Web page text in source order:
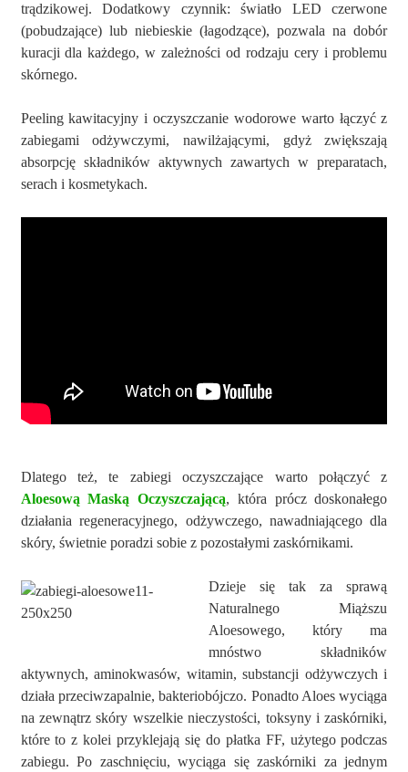
trądzikowej. Dodatkowy czynnik: światło LED czerwone
(pobudzające) lub niebieskie (łagodzące), pozwala na dobór
kuracji dla każdego, w zależności od rodzaju cery i problemu
skórnego.
Peeling kawitacyjny i oczyszczanie wodorowe warto łączyć z
zabiegami odżywczymi, nawilżającymi, gdyż zwiększają
absorpcję składników aktywnych zawartych w preparatach,
serach i kosmetykach.
Dlatego też, te zabiegi oczyszczające warto połączyć z
Aloesową Maską Oczyszczającą, która prócz doskonałego
działania regeneracyjnego, odżywczego, nawadniającego dla
skóry, świetnie poradzi sobie z pozostałymi zaskórnikami.
Dzieje się tak za sprawą
Naturalnego Miąższu
Aloesowego, który ma
mnóstwo składników
aktywnych, aminokwasów, witamin, substancji odżywczych i
działa przeciwzapalnie, bakteriobójczo. Ponadto Aloes wyciąga
na zewnątrz skóry wszelkie nieczystości, toksyny i zaskórniki,
które to z kolei przyklejają się do płatka FF, użytego podczas
zabiegu. Po zaschnięciu, wyciąga się zaskórniki za jednym